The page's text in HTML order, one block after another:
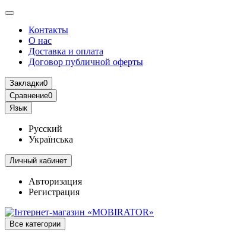
Контакты
О нас
Доставка и оплата
Договор публичной оферты
Закладки0
Сравнение0
Язык
Русский
Українська
Личный кабинет
Авторизация
Регистрация
Все категории